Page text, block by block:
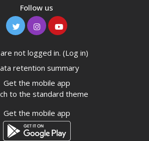
Follow us
not logged in. (Log in)
retention summary
Get the mobile app
to the standard theme
Get the mobile app